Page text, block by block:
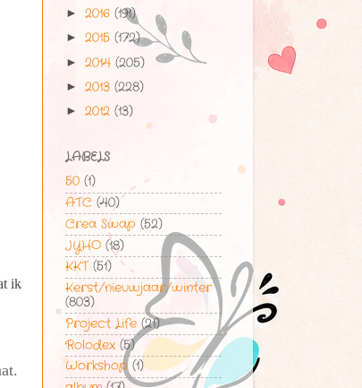
ik
► 2016 (191)
► 2015 (172)
► 2014 (205)
► 2013 (228)
► 2012 (13)
LABELS
50 (1)
ATC (40)
Crea Swap (52)
JYHO (18)
KKT (51)
Kerst/nieuwjaar/winter
(803)
Project Life (21)
Rolodex (5)
Workshop (1)